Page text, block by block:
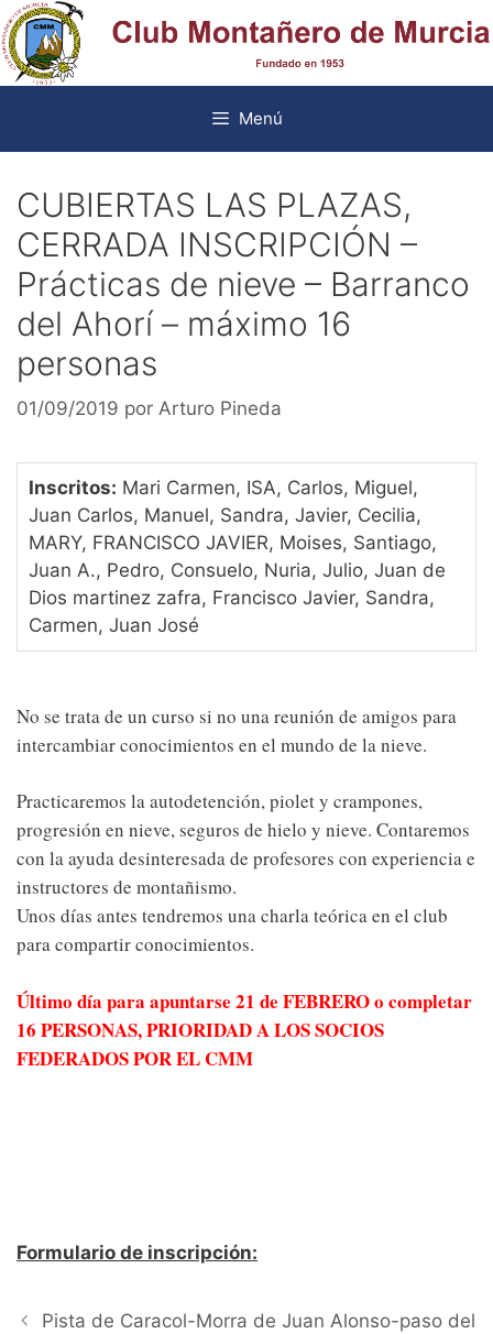
Saltar
al
contenido
Menú
CUBIERTAS LAS PLAZAS,
CERRADA INSCRIPCIÓN –
Prácticas de nieve – Barranco
del Ahorí – máximo 16
personas
01/09/2019 por Arturo Pineda
Inscritos: Mari Carmen, ISA, Carlos, Miguel,
Juan Carlos, Manuel, Sandra, Javier, Cecilia,
MARY, FRANCISCO JAVIER, Moises, Santiago,
Juan A., Pedro, Consuelo, Nuria, Julio, Juan de
Dios martinez zafra, Francisco Javier, Sandra,
Carmen, Juan José
No se trata de un curso si no una reunión de amigos para
intercambiar conocimientos en el mundo de la nieve.
Practicaremos la autodetención, piolet y crampones,
progresión en nieve, seguros de hielo y nieve. Contaremos
con la ayuda desinteresada de profesores con experiencia e
instructores de montañismo.
Unos días antes tendremos una charla teórica en el club
para compartir conocimientos.
Último día para apuntarse 21 de FEBRERO o completar
16 PERSONAS, PRIORIDAD A LOS SOCIOS
FEDERADOS POR EL CMM
Formulario de inscripción:
Pista de Caracol-Morra de Juan Alonso-paso del